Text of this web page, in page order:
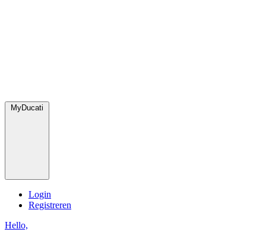
MyDucati
Login
Registreren
Hello,